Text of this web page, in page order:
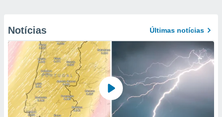
Notícias Últimas notícias